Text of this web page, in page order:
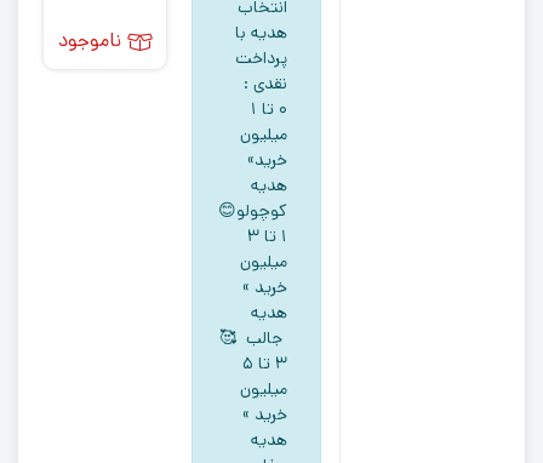
انتخاب
هدیه با
پرداخت
نقدی :
۰ تا ۱
میلیون
خرید»
هدیه
کوچولو😊
۱ تا ۳
میلیون
خرید »
هدیه
جالب 🥰
۳ تا ۵
میلیون
خرید »
هدیه
ناموجود